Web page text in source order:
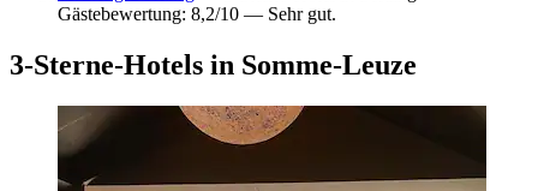
Gästebewertung: 8,2/10 — Sehr gut.
3-Sterne-Hotels in Somme-Leuze